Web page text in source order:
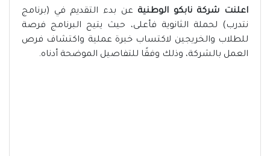
اعلنت شركة نابكو الوطنية عن بدء التقديم في (برنامج
نتدرب) لحملة الثانوية فأعلى، حيث يتيح البرنامج فرصة
للطلاب والخريجين لاكتساب خبرة عملية واكتشاف فرص
العمل بالشركة، وذلك وفقًا للتفاصيل الموضحة أدناه.